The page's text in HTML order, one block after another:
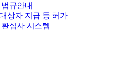
규안내
상자 지급 등 허가
심사 시스템